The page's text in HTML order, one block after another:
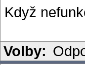
Když
Volby: